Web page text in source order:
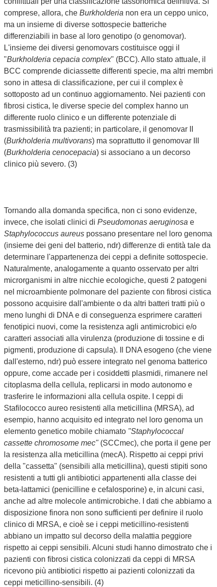
comprese, allora, che Burkholderia non era un ceppo unico,
ma un insieme di diverse sottospecie batteriche
differenziabili in base al loro genotipo (o genomovar).
L'insieme dei diversi genomovars costituisce oggi il
"Burkholderia cepacia complex" (BCC). Allo stato attuale, il
BCC comprende diciassette differenti specie, ma altri membri
sono in attesa di classificazione, per cui il complex è
sottoposto ad un continuo aggiornamento. Nei pazienti con
fibrosi cistica, le diverse specie del complex hanno un
differente ruolo clinico e un differente potenziale di
trasmissibilità tra pazienti; in particolare, il genomovar II
(Burkholderia multivorans) ma soprattutto il genomovar III
(Burkholderia cenocepacia) si associano a un decorso
clinico più severo. (3)
Tornando alla domanda specifica, non ci sono evidenze,
invece, che isolati clinici di Pseudomonas aeruginosa e
Staphylococcus aureus possano presentare nel loro genoma
(insieme dei geni del batterio, ndr) differenze di entità tale da
determinare l'appartenenza dei ceppi a definite sottospecie.
Naturalmente, analogamente a quanto osservato per altri
microrganismi in altre nicchie ecologiche, questi 2 patogeni
nel microambiente polmonare del paziente con fibrosi cistica
possono acquisire dall'ambiente o da altri batteri tratti più o
meno lunghi di DNA e di conseguenza esprimere caratteri
fenotipici nuovi, come la resistenza agli antimicrobici e/o
caratteri associati alla virulenza (produzione di tossine e di
pigmenti, produzione di capsula). Il DNA esogeno (che viene
dall'esterno, ndr) può essere integrato nel genoma batterico
oppure, come accade per i cosiddetti plasmidi, rimanere nel
citoplasma della cellula, replicarsi in modo autonomo e
trasferire le informazioni alla cellula ospite. I ceppi di
Stafilococco aureo resistenti alla meticillina (MRSA), ad
esempio, hanno acquisito ed integrato nel loro genoma un
elemento genetico mobile chiamato "Staphylococcal
cassette chromosome mec"(SCCmec), che porta il gene per
la resistenza alla meticillina (mecA). Rispetto ai ceppi privi
della "cassetta" (sensibili alla meticillina), questi stipiti sono
resistenti a tutti gli antibiotici appartenenti alla classe dei
beta-lattamici (penicilline e cefalosporine) e, in alcuni casi,
anche ad altre molecole antimicrobiche. I dati che abbiamo a
disposizione finora non sono sufficienti per definire il ruolo
clinico di MRSA, e cioè se i ceppi meticillino-resistenti
abbiano un impatto sul decorso della malattia peggiore
rispetto ai ceppi sensibili. Alcuni studi hanno dimostrato che i
pazienti con fibrosi cistica colonizzati da ceppi di MRSA
ricevono più antibiotici rispetto ai pazienti colonizzati da
ceppi meticillino-sensibili. (4)